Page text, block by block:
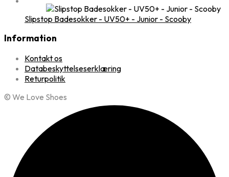
Slipstop Badesokker - UV50+ - Junior - Scooby
Information
Kontakt os
Databeskyttelseserklæring
Returpolitik
© We Love Shoes